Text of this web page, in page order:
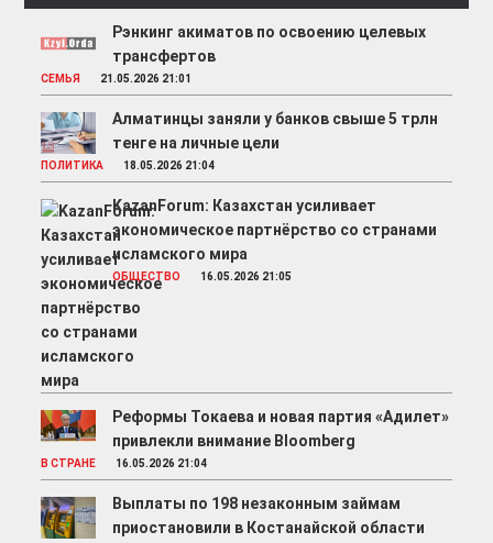
Рэнкинг акиматов по освоению целевых
трансфертов
СЕМЬЯ 21.05.2026 21:01
Алматинцы заняли у банков свыше 5 трлн
тенге на личные цели
ПОЛИТИКА 18.05.2026 21:04
KazanForum: Казахстан усиливает
экономическое партнёрство со странами
исламского мира
ОБЩЕСТВО 16.05.2026 21:05
Реформы Токаева и новая партия «Адилет»
привлекли внимание Bloomberg
В СТРАНЕ 16.05.2026 21:04
Выплаты по 198 незаконным займам
приостановили в Костанайской области